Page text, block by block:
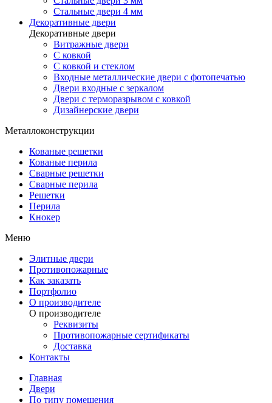
Стальные двери 4 мм
Декоративные двери
Декоративные двери
Витражные двери
С ковкой
С ковкой и стеклом
Входные металлические двери с фотопечатью
Двери входные с зеркалом
Двери с терморазрывом с ковкой
Дизайнерские двери
Металлоконструкции
Кованые решетки
Кованые перила
Сварные решетки
Сварные перила
Решетки
Перила
Кнокер
Меню
Элитные двери
Противопожарные
Как заказать
Портфолио
О производителе
О производителе
Реквизиты
Противопожарные сертификаты
Доставка
Контакты
Главная
Двери
По типу помещения